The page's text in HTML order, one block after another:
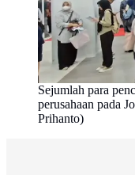
Sejumlah para
perusahaan pada
Prihanto)